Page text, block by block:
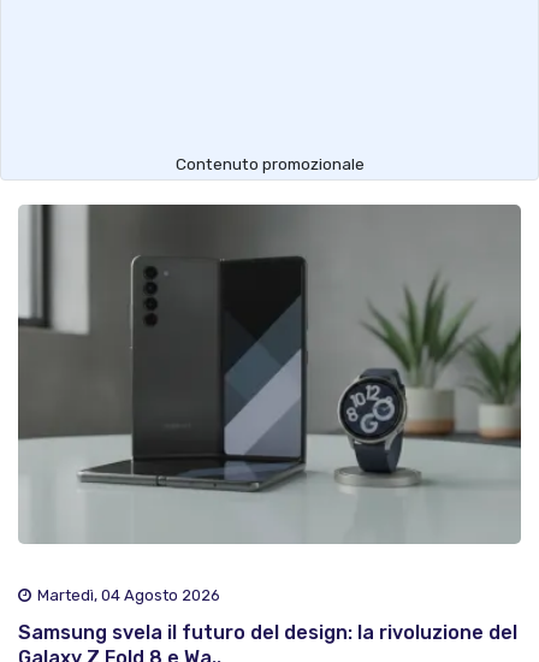
Contenuto promozionale
Martedì, 04 Agosto 2026
Samsung svela il futuro del design: la rivoluzione del